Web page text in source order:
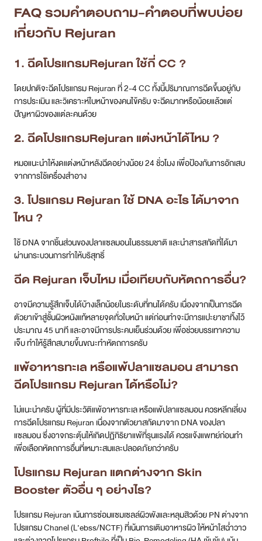
FAQ รวมคำตอบถาม-คำตอบที่พบบ่อย
เกี่ยวกับ Rejuran
1. ฉีดโปรแกรมRejuran ใช้กี่ CC ?
โดยปกติจะฉีดโปรแกรม Rejuran ที่ 2-4 CC ทั้งนี้ปริมาณการฉีดขึ้นอยู่กับ
การประเมิน และวิเคราะห์ใบหน้าของคนไข้ครับ จะฉีดมากหรือน้อยแล้วแต่
ปัญหาผิวของแต่ละคนด้วย
2. ฉีดโปรแกรมRejuran แต่งหน้าได้ไหม ?
หมอแนะนำให้งดแต่งหน้าหลังฉีดอย่างน้อย 24 ชั่วโมง เพื่อป้องกันการอักเสบ
จากการใช้เครื่องสำอาง
3. โปรแกรม Rejuran ใช้ DNA อะไร ได้มาจาก
ไหน ?
ใช้ DNA จากชิ้นส่วนของปลาแซลมอนในธรรมชาติ และนำสารสกัดที่ได้มา
ผ่านกระบวนการทำให้บริสุทธิ์
ฉีด Rejuran เจ็บไหม เมื่อเทียบกับหัตถการอื่น?
อาจมีความรู้สึกเจ็บได้บ้างเล็กน้อยในระดับที่ทนได้ครับ เนื่องจากเป็นการฉีด
ตัวยาเข้าสู่ชั้นผิวหนังแท้หลายจุดทั่วใบหน้า แต่ก่อนทำจะมีการแปะยาชาทิ้งไว้
ประมาณ 45 นาที และอาจมีการประคบเย็นร่วมด้วย เพื่อช่วยบรรเทาความ
เจ็บ ทำให้รู้สึกสบายขึ้นขณะทำหัตถการครับ
แพ้อาหารทะเล หรือแพ้ปลาแซลมอน สามารถ
ฉีดโปรแกรม Rejuran ได้หรือไม่?
ไม่แนะนำครับ ผู้ที่มีประวัติแพ้อาหารทะเล หรือแพ้ปลาแซลมอน ควรหลีกเลี่ยง
การฉีดโปรแกรม Rejuran เนื่องจากตัวยาสกัดมาจาก DNA ของปลา
แซลมอน ซึ่งอาจกระตุ้นให้เกิดปฏิกิริยาแพ้ที่รุนแรงได้ ควรแจ้งแพทย์ก่อนทำ
เพื่อเลือกหัตถการอื่นที่เหมาะสมและปลอดภัยกว่าครับ
โปรแกรม Rejuran แตกต่างจาก Skin
Booster ตัวอื่น ๆ อย่างไร?
โปรแกรม Rejuran เน้นการซ่อมแซมเซลล์ผิวพังและหลุมสิวด้วย PN ต่างจาก
โปรแกรม Chanel (L’ebss/NCTF) ที่เน้นการเติมอาหารผิว ให้หน้าใสฉ่ำวาว